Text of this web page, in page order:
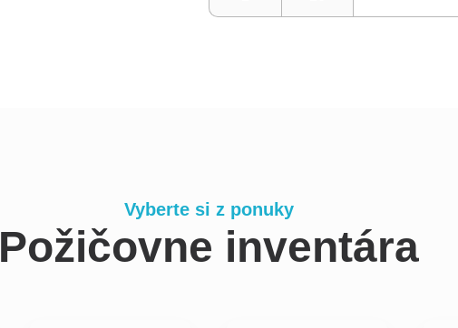
Vyberte si z ponuky
Požičovne inventára